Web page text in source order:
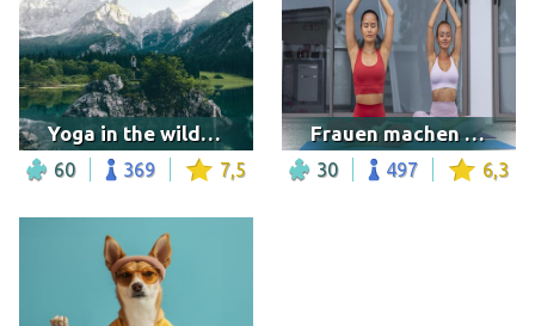
Yoga in the wilderness
60 369 7,5
Frauen machen Yoga
30 497 6,3